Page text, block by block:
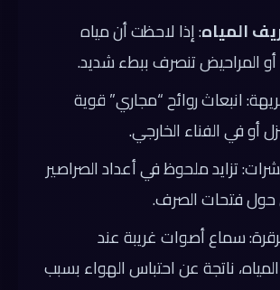
المياه: إذا لاحظت أن مياه
المراحيض تنصرف ببطء شديد.
انبعاث روائح “مجاري” قوية
أو في الفناء الخارجي.
تزايد ملحوظ في أعداد الصراصير
حول فتحات الصرف.
سماع أصوات غريبة عند
ناتجة عن احتباس الهواء بسبب